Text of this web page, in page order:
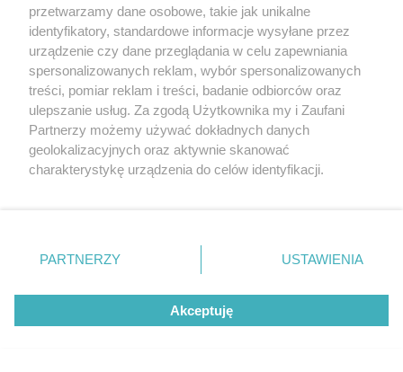
Przejdź do poprzedniej stronyWprowadź numer strony
z 53 Przejdź do kolejnej
Projekty domów z dużym, zadaszonym tarasem
Projekty domów z dużym, zadaszonym tarasem tworzą
zewnątrz. Taka przestrzeń staje się naturalnym przedłużeniem
przetwarzamy dane osobowe, takie jak unikalne
identyfikatory, standardowe informacje wysyłane przez
urządzenie czy dane przeglądania w celu zapewniania
spersonalizowanych reklam, wybór spersonalizowanych
treści, pomiar reklam i treści, badanie odbiorców oraz
ulepszanie usług. Za zgodą Użytkownika my i Zaufani
Partnerzy możemy używać dokładnych danych
geolokalizacyjnych oraz aktywnie skanować
charakterystykę urządzenia do celów identyfikacji.
zmienić/wycofać klikając przycisk ustawień prywatności
znajdujący się w lewym dolnym rogu strony
rodzaje przetwarzania danych nie wymagają zgody
użytkownika, ale masz prawo sprzeciwić się takiemu
przetwarzaniu. Preferencje będą miały zastosowanie tylko
PARTNERZY USTAWIENIA
Akceptuję